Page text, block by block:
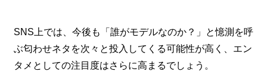
SNS上では、今後も「誰がモデルなのか？」と憶測を呼
ぶ匂わせネタを次々と投入してくる可能性が高く、エン
タメとしての注目度はさらに高まるでしょう。